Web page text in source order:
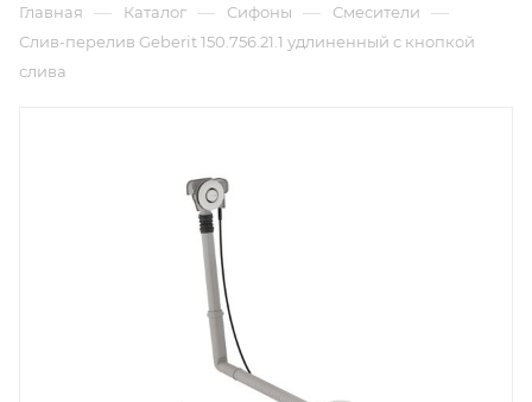
Главная — Каталог — Сифоны — Смесители —
Слив-перелив Geberit 150.756.21.1 удлиненный с кнопкой
слива